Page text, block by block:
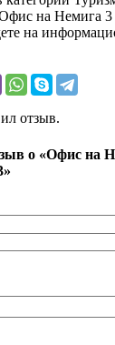
на Немига
на
отзыв.
о «Офис на